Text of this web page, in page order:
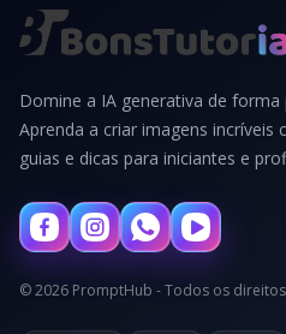
Domine a IA generativa de forma
Aprenda a criar imagens incríveis
guias e dicas para iniciantes e
© 2026 PromptHub - Todos os